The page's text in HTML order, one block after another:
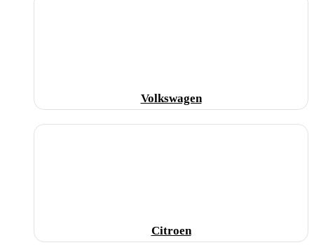
Volkswagen
Citroen